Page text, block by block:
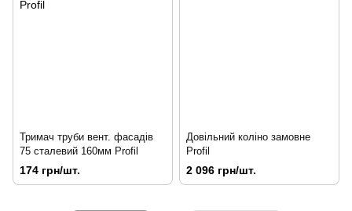
Тримач труби вент. фасадів
75 сталевий 160мм Profil
174 грн/шт.
Довільний коліно замовне
Profil
2 096 грн/шт.